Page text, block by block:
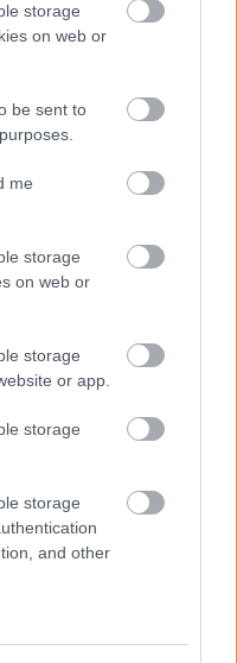
storage
on web or
be sent to
me
storage
on web or
storage
or app.
storage
storage
and other
η πιο Εύκολη
σε 2
σημαντικές
αποτελέσματα